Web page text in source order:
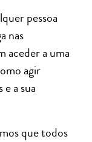
pessoa
nas
aceder a uma
agir
a sua
que todos